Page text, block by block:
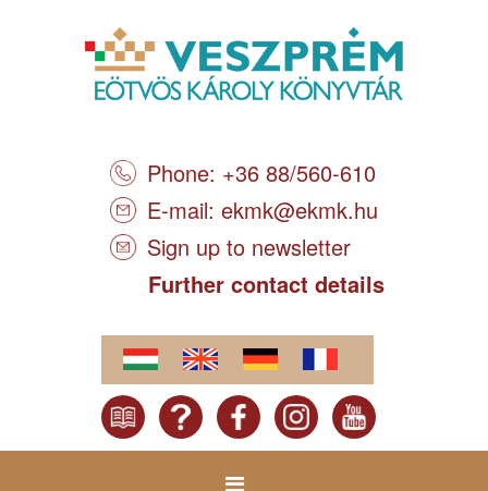
Phone: +36 88/560-610
E-mail: ekmk@ekmk.hu
Sign up to newsletter
Further contact details